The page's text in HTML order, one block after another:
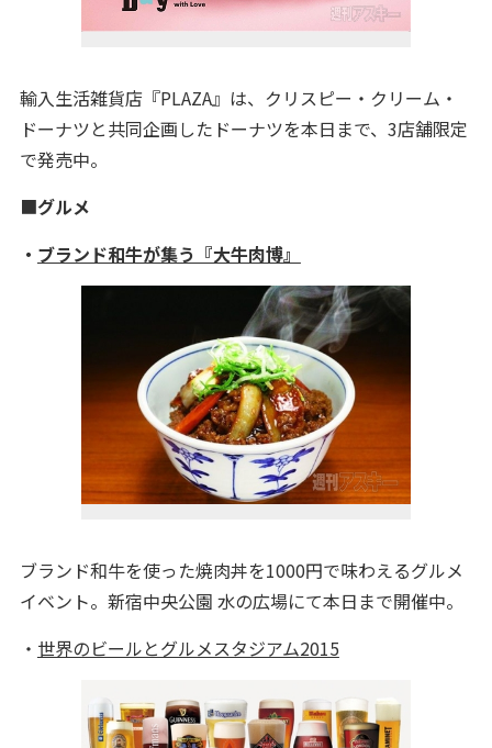
輸入生活雑貨店『PLAZA』は、クリスピー・クリーム・
ドーナツと共同企画したドーナツを本日まで、3店舗限定
で発売中。
■グルメ
・ ブランド和牛が集う『大牛肉博』
ブランド和牛を使った焼肉丼を1000円で味わえるグルメ
イベント。新宿中央公園 水の広場にて本日まで開催中。
・ 世界のビールとグルメスタジアム2015